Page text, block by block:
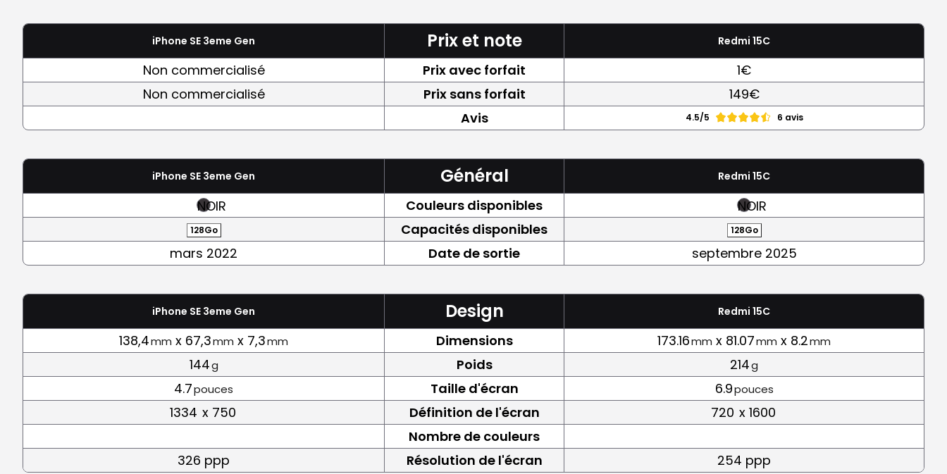
iPhone SE 3eme Gen Prix et note Redmi 15C
Non commercialisé Prix avec forfait
1€
Non commercialisé
Prix sans forfait
149€
Avis
4.5/5 6 avis
iPhone SE 3eme Gen Général Redmi 15C
NOIR Couleurs disponibles NOIR
128Go Capacités disponibles 128Go
mars 2022 Date de sortie septembre 2025
iPhone SE 3eme Gen Design Redmi 15C
138,4mm x 67,3mm x 7,3mm Dimensions 173.16mm x 81.07mm x 8.2mm
144g Poids 214g
4.7pouces Taille d'écran 6.9pouces
1334 x 750 Définition de l'écran 720 x 1600
Nombre de couleurs
326 ppp
Résolution de l'écran 254 ppp